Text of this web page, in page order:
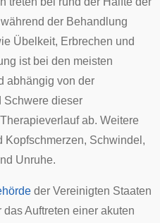
der Behandlung
Übelkeit, Erbrechen und
ist bei den meisten
abhängig von der
Schwere dieser
ab. Weitere
Kopfschmerzen, Schwindel ,
Unruhe.
der Vereinigten Staaten
Auftreten einer akuten